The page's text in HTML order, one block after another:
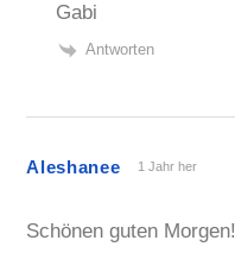
Gabi
Antworten
Aleshanee 1 Jahr her
Schönen guten Morgen!